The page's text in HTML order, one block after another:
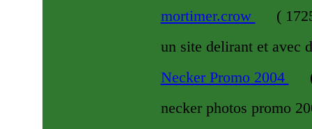
mortimer.crow
(
un site delirant et avec
Necker Promo 2004
necker photos promo